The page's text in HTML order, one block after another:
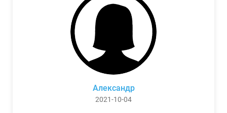
Александр
2021-10-04